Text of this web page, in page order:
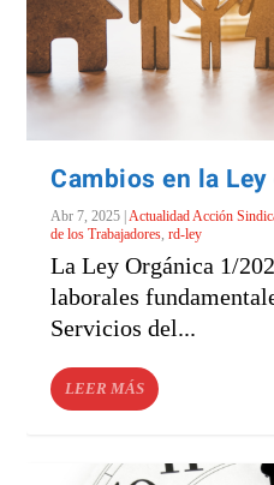
Cambios en la
Abr 7, 2025 |Actualidad Acción
de los Trabajadores,rd-ley
La Ley Orgánica 1/
laborales
Servicios del...
LEER MÁS